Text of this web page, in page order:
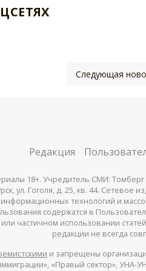
Следующая
Редакция
18+. Учредитель СМИ:
ул. Гоголя, д. 25, кв. 44.
технологий и
содержатся в
частичном использовании
редакции не всегда
и запрещены
«Правый сектор», УНА-